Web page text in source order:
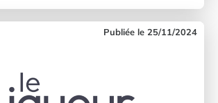
25/11/2024